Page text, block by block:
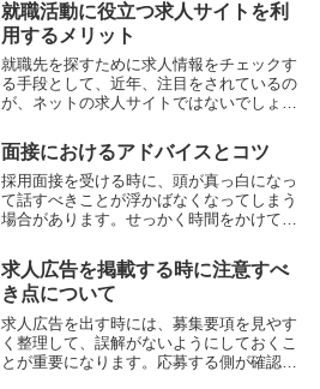
就職活動に役立つ求人サイトを利
用するメリット
就職先を探すために求人情報をチェックす
る手段として、近年、注目をされているの
が、ネットの求人サイトではないでしょう
仕事を見つけることは、とても重要なポイ
ントとなっているはずです。きちんと求人
サイトをチェ...
面接におけるアドバイスとコツ
採用面接を受ける時に、頭が真っ白になっ
て話すべきことが浮かばなくなってしまう
場合があります。せっかく時間をかけて準
に、面接試験の当日は半分も言えなかった
というケースもよく聞きます。緊張しすぎ
て、日頃のパ...
求人広告を掲載する時に注意すべ
き点について
求人広告を出す時には、募集要項を見やす
く整理して、誤解がないようにしておくこ
とが重要になります。応募する側が確認し